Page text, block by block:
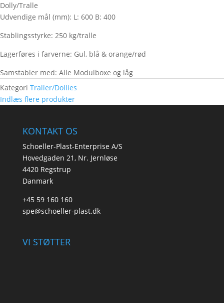
Dolly/Tralle
Udvendige mål (mm): L: 600 B: 400
Stablingsstyrke: 250 kg/tralle
Lagerføres i farverne: Gul, blå & orange/rød
Samstabler med: Alle Modulboxe og låg
Kategori Traller/Dollies
Indlæs flere produkter
KONTAKT OS
Schoeller-Plast-Enterprise A/S
Hovedgaden 21, Nr. Jernløse
4420 Regstrup
Danmark
+45 59 160 160
spe@schoeller-plast.dk
VI STØTTER